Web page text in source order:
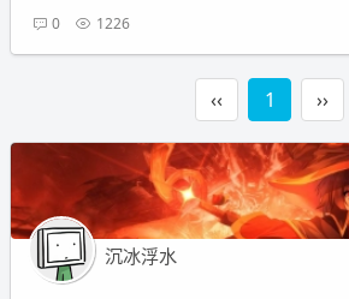
0 1226
‹‹ 1 ››
沉冰浮水